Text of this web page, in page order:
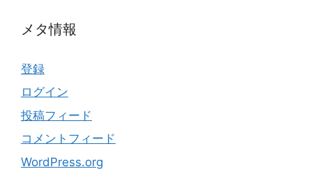
メタ情報
登録
ログイン
投稿フィード
コメントフィード
WordPress.org